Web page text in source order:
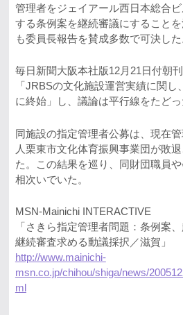
管理者をジェイアール西日本総合
する条例案を継続審議にすること
も委員長報告を賛成多数で可決した
毎日新聞大阪本社版12月21日付朝
「JRBSの文化施設運営実績に関
に終始」し、議論は平行線をたどっ
同施設の指定管理者公募は、現在
人栗東市文化体育振興事業団が敗
た。この結果を巡り、同財団職員
相次いでいた。
MSN-Mainichi INTERACTIVE
「さきら指定管理者問題：条例案
継続審査求める動議採択／滋賀」
http://www.mainichi-
msn.co.jp/chihou/shiga/news/
ml